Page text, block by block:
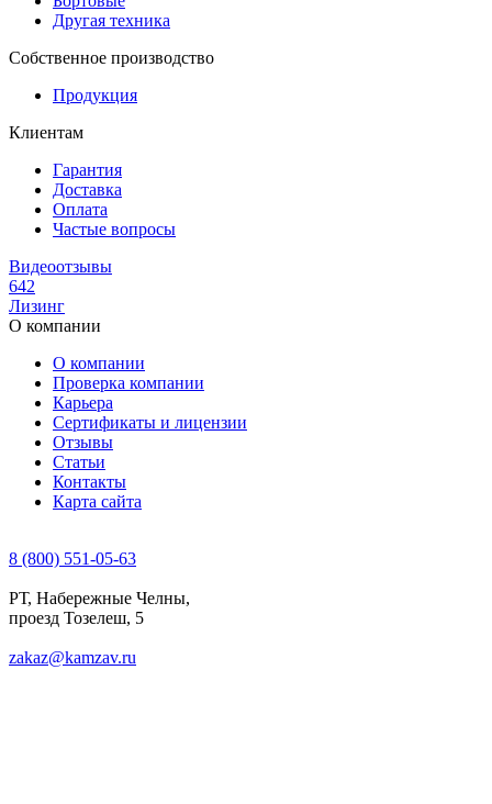
Другая техника
Собственное производство
Продукция
Клиентам
Гарантия
Доставка
Оплата
Частые вопросы
Видеоотзывы
642
Лизинг
О компании
О компании
Проверка компании
Карьера
Сертификаты и лицензии
Отзывы
Статьи
Контакты
Карта сайта
8 (800) 551-05-63
РТ, Набережные Челны,
проезд Тозелеш, 5
zakaz@kamzav.ru